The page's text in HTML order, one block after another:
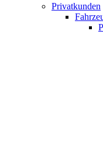
Privatkunden